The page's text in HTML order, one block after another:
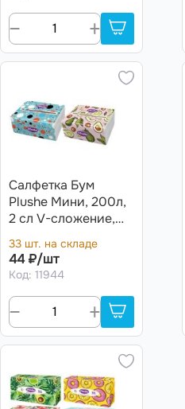
Салфетка Бум
Plushe Мини, 200л,
2 сл V-сложение,
36 (Карпы-Зебра)
33 шт. на складе
44 ₽/шт
Код: 11944